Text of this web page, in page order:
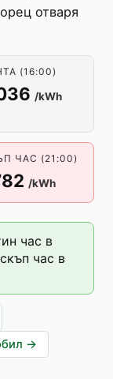
отваря
(16:00)
/kWh
ЧАС (21:00)
/kWh
час в
час в
→